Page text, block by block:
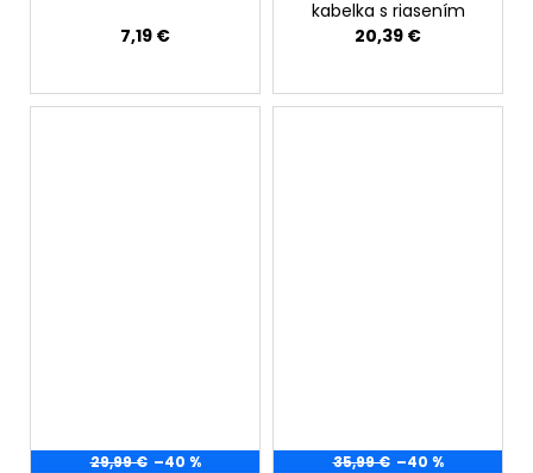
7,19 €
kabelka s riasením
20,39 €
29,99 € –40 % 35,99 € –40 %